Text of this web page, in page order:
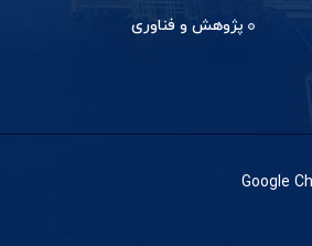
پژوهش و فناوری